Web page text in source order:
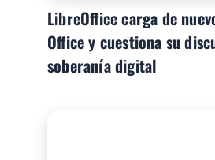
LibreOffice carga de
Office y cuestiona su
soberanía digital